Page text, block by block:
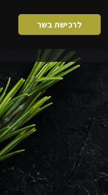
לרכישת בשר